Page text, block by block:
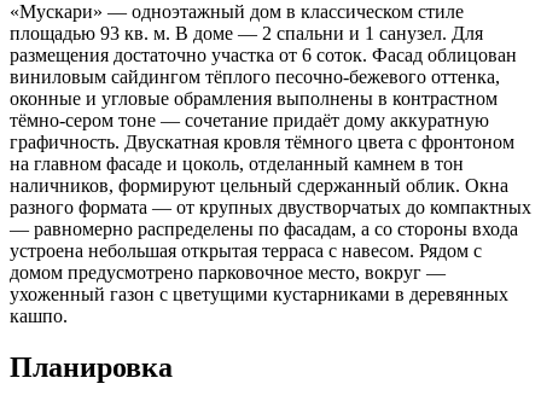
«Мускари» — одноэтажный дом в классическом стиле
площадью 93 кв. м. В доме — 2 спальни и 1 санузел. Для
размещения достаточно участка от 6 соток. Фасад облицован
виниловым сайдингом тёплого песочно-бежевого оттенка,
оконные и угловые обрамления выполнены в контрастном
тёмно-сером тоне — сочетание придаёт дому аккуратную
графичность. Двускатная кровля тёмного цвета с фронтоном
на главном фасаде и цоколь, отделанный камнем в тон
наличников, формируют цельный сдержанный облик. Окна
разного формата — от крупных двустворчатых до компактных
— равномерно распределены по фасадам, а со стороны входа
устроена небольшая открытая терраса с навесом. Рядом с
домом предусмотрено парковочное место, вокруг —
ухоженный газон с цветущими кустарниками в деревянных
кашпо.
Планировка